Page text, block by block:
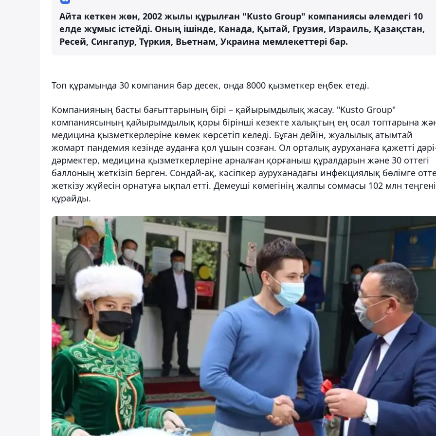
Айта кеткен жөн, 2002 жылы құрылған "Kusto Group" компаниясы әлемдегі 10
елде жұмыс істейді. Оның ішінде, Канада, Қытай, Грузия, Израиль, Қазақстан,
Ресей, Сингапур, Түркия, Вьетнам, Украина мемлекеттері бар.
Топ құрамында 30 компания бар десек, онда 8000 қызметкер еңбек етеді.
Компанияның басты бағыттарының бірі – қайырымдылық жасау. "Kusto Group"
компаниясының қайырымдылық қоры бірінші кезекте халықтың ең осал топтарына
медицина қызметкерлеріне көмек көрсетіп келеді. Бұған дейін, жуалылық атымтай
жомарт пандемия кезінде ауданға қол ұшын созған. Ол орталық ауруханаға қажетті
дәрмектер, медицина қызметкерлеріне арналған қорғаныш құралдарын және 30 оттегі
баллоның жеткізіп берген. Сондай-ақ, кәсіпкер ауруханадағы инфекциялық бөлімге
жеткізу жүйесін орнатуға ықпал етті. Демеуші көмегінің жалпы соммасы 102 млн теңгені
құрайды.